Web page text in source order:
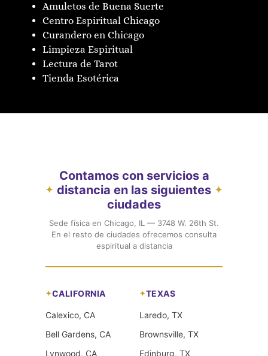
Amuletos de Buena Suerte
Centro Espiritual Chicago
Curandero en Chicago
Limpieza Espiritual
Lectura de Tarot
Tienda Esotérica
✦
Contamos con servicios a
distancia en las siguientes
ciudades
✦
Sede física en Chicago, IL — 3748 W. 26th St.
En el resto de ciudades ofrecemos consulta
espiritual a distancia
CALIFORNIA
Calexico, CA
Bell Gardens, CA
Lynwood, CA
TEXAS
Laredo, TX
Brownsville, TX
Edinburg, TX